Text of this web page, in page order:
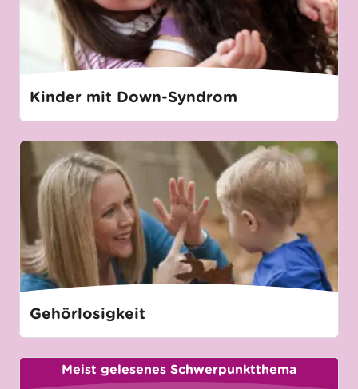
Kinder mit Down-Syndrom
Gehörlosigkeit
Meist gelesenes Schwerpunktthema